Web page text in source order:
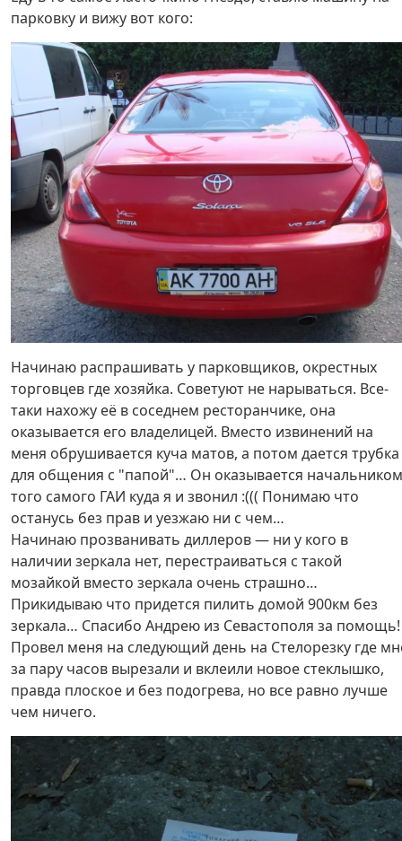
парковку и вижу вот кого:
Начинаю распрашивать у парковщиков, окрестных
торговцев где хозяйка. Советуют не нарываться. Все-
таки нахожу её в соседнем ресторанчике, она
оказывается его владелицей. Вместо извинений на
меня обрушивается куча матов, а потом дается трубка
для общения с "папой"… Он оказывается начальником
того самого ГАИ куда я и звонил :((( Понимаю что
останусь без прав и уезжаю ни с чем…
Начинаю прозванивать диллеров — ни у кого в
наличии зеркала нет, перестраиваться с такой
мозайкой вместо зеркала очень страшно…
Прикидываю что придется пилить домой 900км без
зеркала… Спасибо Андрею из Севастополя за помощь!
Провел меня на следующий день на Стелорезку где
за пару часов вырезали и вклеили новое стеклышко,
правда плоское и без подогрева, но все равно лучше
чем ничего.